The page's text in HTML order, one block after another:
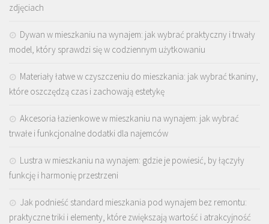
zdjęciach
Dywan w mieszkaniu na wynajem: jak wybrać praktyczny i trwały
model, który sprawdzi się w codziennym użytkowaniu
Materiały łatwe w czyszczeniu do mieszkania: jak wybrać tkaniny,
które oszczędzą czas i zachowają estetykę
Akcesoria łazienkowe w mieszkaniu na wynajem: jak wybrać
trwałe i funkcjonalne dodatki dla najemców
Lustra w mieszkaniu na wynajem: gdzie je powiesić, by łączyły
funkcję i harmonię przestrzeni
Jak podnieść standard mieszkania pod wynajem bez remontu:
praktyczne triki i elementy, które zwiększają wartość i atrakcyjność